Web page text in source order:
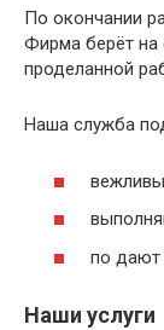
По окончании
Фирма берёт на
проделанной
Наша служба
по дают
Наши услуги